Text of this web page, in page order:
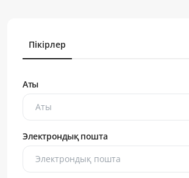
Пікірлер
Аты
Электрондық пошта